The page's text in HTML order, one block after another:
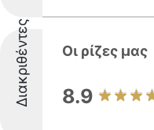
Διακριθέντες Οι ρίζες μας
8.9